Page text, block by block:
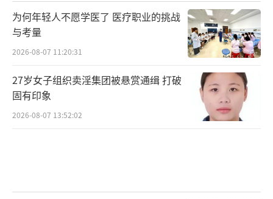
为何年轻人不愿学医了 医疗职业的挑战
与考量
2026-08-07 11:20:31
27岁女子组织卖淫集团被悬赏通缉 打破
固有印象
2026-08-07 13:52:02